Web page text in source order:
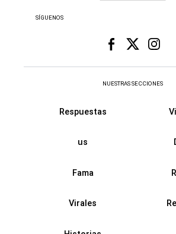
SÍGUENOS
NUESTRAS SECCIONES
Respuestas
us
Fama
Virales